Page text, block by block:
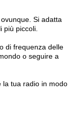
Si adatta
piccoli.
di frequenza delle
o seguire a
la tua radio in modo